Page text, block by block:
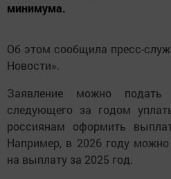
минимума.
Об этом сообщила пресс-
Новости».
Заявление можно
следующего за годом
россиянам оформить
Например, в 2026 году можно
на выплату за 2025 год.